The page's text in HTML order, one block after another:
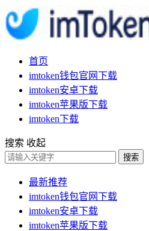
首页
imtoken钱包官网下载
imtoken安卓下载
imtoken苹果版下载
imtoken下载
搜索 收起
搜索
最新推荐
imtoken钱包官网下载
imtoken安卓下载
imtoken苹果版下载